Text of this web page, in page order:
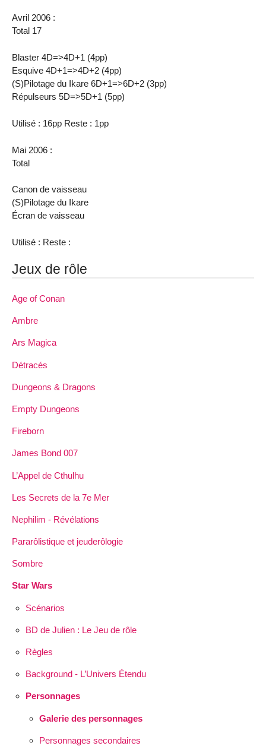
Avril 2006 :
Total 17
Blaster 4D=>4D+1 (4pp)
Esquive 4D+1=>4D+2 (4pp)
(S)Pilotage du Ikare 6D+1=>6D+2 (3pp)
Répulseurs 5D=>5D+1 (5pp)
Utilisé : 16pp Reste : 1pp
Mai 2006 :
Total
Canon de vaisseau
(S)Pilotage du Ikare
Écran de vaisseau
Utilisé : Reste :
Jeux de rôle
Age of Conan
Ambre
Ars Magica
Détracés
Dungeons & Dragons
Empty Dungeons
Fireborn
James Bond 007
L’Appel de Cthulhu
Les Secrets de la 7e Mer
Nephilim - Révélations
Pararôlistique et jeuderôlogie
Sombre
Star Wars
Scénarios
BD de Julien : Le Jeu de rôle
Règles
Background - L’Univers Étendu
Personnages
Galerie des personnages
Personnages secondaires